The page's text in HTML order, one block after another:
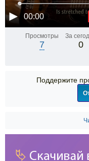
00:00
Просмотры
7
За
0
Поддержите